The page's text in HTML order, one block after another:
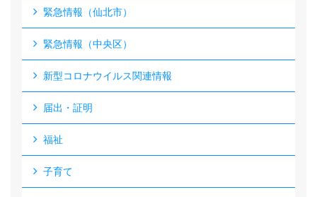
緊急情報（仙北市）
緊急情報（中央区）
新型コロナウイルス関連情報
届出・証明
福祉
子育て